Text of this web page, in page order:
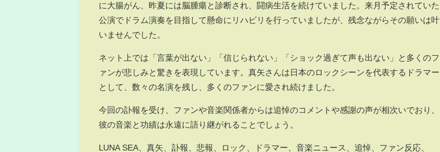
に大腸がん、昨夏には脳腫瘍と診断され、闘病生活を続けていました。来月予定されていた
公演でドラム演奏を目指して懸命にリハビリを行っていましたが、残念ながらその願いは叶
いませんでした。
ネット上では「言葉が出ない」「信じられない」「ショック過ぎて声も出ない」と多くのフ
ァンが悲しみと驚きを表現しています。真矢さんは日本のロックシーンを代表するドラマー
として、数々の名演を残し、多くのファンに愛され続けました。
今回の訃報を受け、ファンや音楽関係者からは追悼のコメントや感謝の声が相次いでおり、
彼の音楽と功績は永遠に語り継がれることでしょう。
LUNA SEA、真矢、訃報、悲報、ロック、ドラマー、音楽ニュース、追悼、ファン反応、